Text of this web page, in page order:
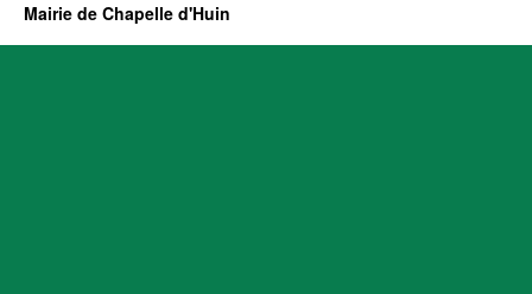
Mairie de Chapelle d'Huin